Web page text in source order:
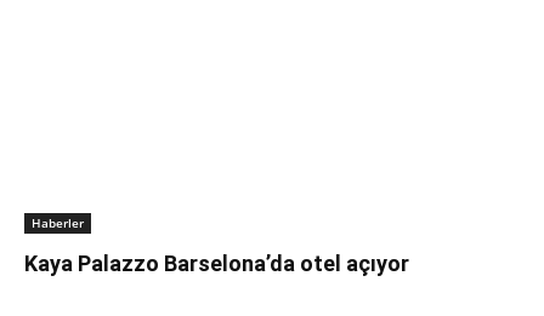
Haberler
Kaya Palazzo Barselona’da otel açıyor